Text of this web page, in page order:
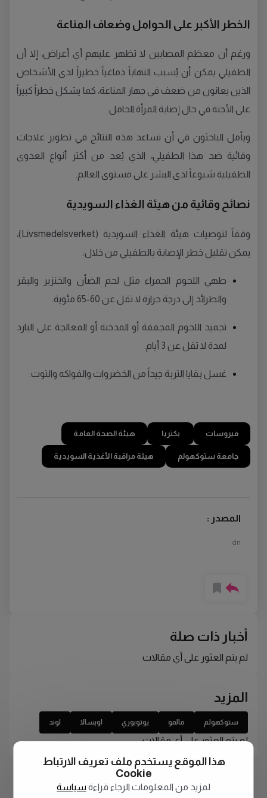
الخطر الأكبر على الحوامل وضعاف المناعة
ورغم أن معظم المصابين لا تظهر عليهم أي أعراض، إلا أن
الطفيلي يمكن أن يُسبب التهاباً دماغياً خطيراً لدى الأشخاص
الذين يعانون من ضعف في جهاز المناعة، كما يشكل خطراً كبيراً
على الأجنة في حال إصابة المرأة الحامل.
ويأمل الباحثون في أن تساعد هذه النتائج في تطوير علاجات
وقائية ضد هذا الطفيلي، الذي يُعد من أكثر أنواع العدوى
الطفيلية شيوعاً لدى البشر على مستوى العالم.
نصائح وقائية من هيئة الغذاء السويدية
وفقاً لتوصيات هيئة الغذاء السويدية (Livsmedelsverket)،
يمكن تقليل خطر الإصابة بالطفيلي من خلال:
طهي اللحوم الحمراء مثل لحم الضأن والخنزير والبقر
والطرائد إلى درجة حرارة لا تقل عن 60-65 مئوية.
تجميد اللحوم المجففة أو المدخنة أو المعالجة على البارد
لمدة لا تقل عن 3 أيام.
غسل بقايا التربة جيداً من الخضروات والفواكه والتوت.
فيروسات بكتريا هيئة الصحة العامة
جامعة ستوكهولم هيئة مراقبة الأغذية السويدية
المصدر :
dn
أخبار ذات صلة
لم يتم العثور على أي مقالات
المزيد
ستوكهولم مالمو يوتوبوري اوبسالا لوند
لم يتم العثور على أي مقالات
هذا الموقع يستخدم ملف تعريف الارتباط
Cookie
لمزيد من المعلومات الرجاء قراءة سياسة